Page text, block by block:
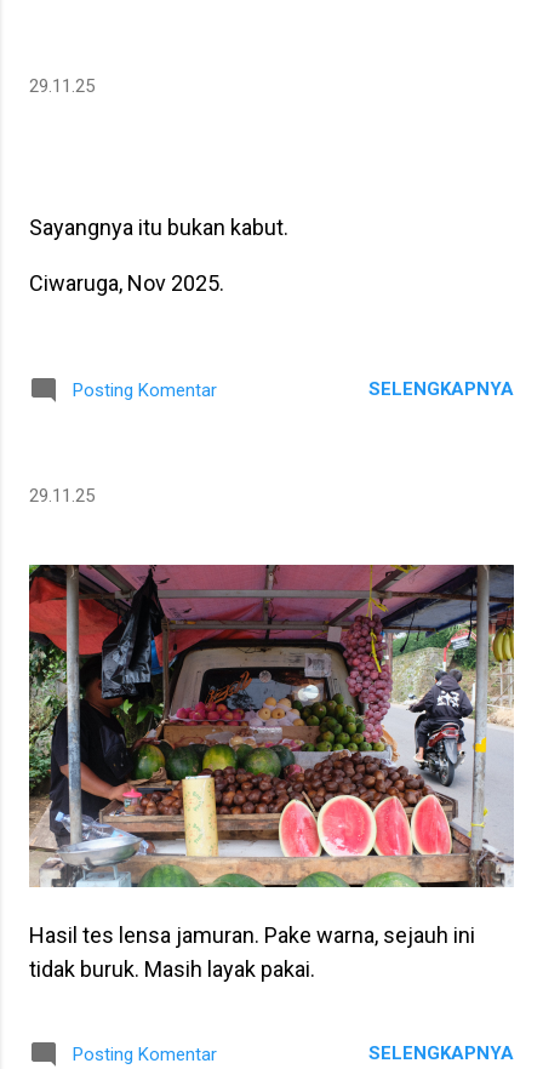
29.11.25
Sayangnya itu bukan kabut.
Ciwaruga, Nov 2025.
Posting Komentar SELENGKAPNYA
29.11.25
Hasil tes lensa jamuran. Pake warna, sejauh ini
tidak buruk. Masih layak pakai.
Posting Komentar SELENGKAPNYA